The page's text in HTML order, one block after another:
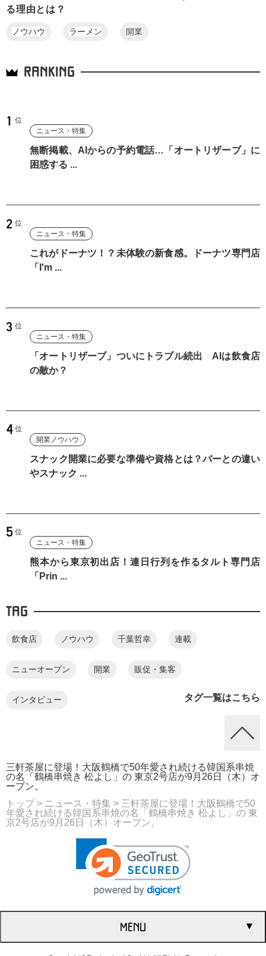
る理由とは？
ノウハウ ラーメン 開業
RANKING
ニュース・特集
無断掲載、AIからの予約電話…「オートリザーブ」に
困惑する ...
ニュース・特集
これがドーナツ！？未体験の新食感。ドーナツ専門店
「I'm ...
ニュース・特集
「オートリザーブ」ついにトラブル続出 AIは飲食店
の敵か？
開業ノウハウ
スナック開業に必要な準備や資格とは？バーとの違い
やスナック ...
ニュース・特集
熊本から東京初出店！連日行列を作るタルト専門店
「Prin ...
TAG
飲食店 ノウハウ 千葉哲幸 連載
ニューオープン 開業 販促・集客
インタビュー タグ一覧はこちら
三軒茶屋に登場！大阪鶴橋で50年愛され続ける韓国系串焼
の名「鶴橋串焼き 松よし」の 東京2号店が9月26日（木）オ
ープン。
トップ> ニュース・特集 > 三軒茶屋に登場！大阪鶴橋で50
年愛され続ける韓国系串焼の名「鶴橋串焼き 松よし」の 東
京2号店が9月26日（木）オープン。
MENU